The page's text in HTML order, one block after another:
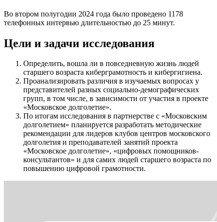
Во втором полугодии 2024 года было проведено 1178
телефонных интервью длительностью до 25 минут.
Цели и задачи исследования
Определить, вошла ли в повседневную жизнь людей
старшего возраста киберграмотность и кибергигиена.
Проанализировать различия в изучаемых вопросах у
представителей разных социально-демографических
групп, в том числе, в зависимости от участия в проекте
«Московское долголетие».
По итогам исследования в партнерстве с «Московским
долголетием» планируется разработать методические
рекомендации для лидеров клубов центров московского
долголетия и преподавателей занятий проекта
«Московское долголетие», «цифровых помощников-
консультантов» и для самих людей старшего возраста по
повышению цифровой грамотности.